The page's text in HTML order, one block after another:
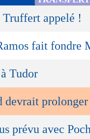
appelé !
fait fondre
Tudor
devrait prolonger
prévu avec